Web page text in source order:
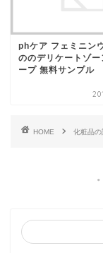
phケア フェミニン
ののデリケートゾー
ープ 無料サンプル
HOME 化粧品の